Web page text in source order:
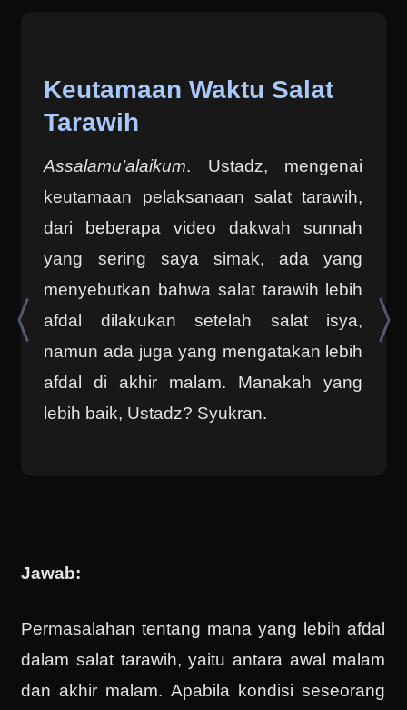
Keutamaan Waktu Salat
Tarawih
Assalamu’alaikum. Ustadz, mengenai
keutamaan pelaksanaan salat tarawih,
dari beberapa video dakwah sunnah
yang sering saya simak, ada yang
menyebutkan bahwa salat tarawih lebih
afdal dilakukan setelah salat isya,
namun ada juga yang mengatakan lebih
afdal di akhir malam. Manakah yang
lebih baik, Ustadz? Syukran.
Jawab:
Permasalahan tentang mana yang lebih afdal
dalam salat tarawih, yaitu antara awal malam
dan akhir malam. Apabila kondisi seseorang